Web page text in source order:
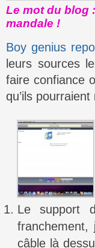
Le mot du blog
mandale !
Boy genius
leurs sources
faire confiance
qu’ils
Le support
câble là